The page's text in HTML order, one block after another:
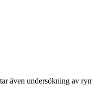
undersökning av